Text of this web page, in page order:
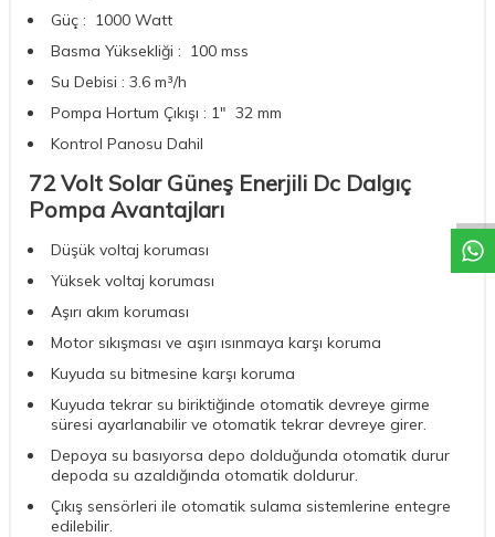
Güç : 1000 Watt
Basma Yüksekliği : 100 mss
Su Debisi : 3.6 m³/h
Pompa Hortum Çıkışı : 1" 32 mm
Kontrol Panosu Dahil
72 Volt Solar Güneş Enerjili Dc Dalgıç
Pompa Avantajları
Düşük voltaj koruması
Yüksek voltaj koruması
Aşırı akım koruması
Motor sıkışması ve aşırı ısınmaya karşı koruma
Kuyuda su bitmesine karşı koruma
Kuyuda tekrar su biriktiğinde otomatik devreye girme
süresi ayarlanabilir ve otomatik tekrar devreye girer.
Depoya su basıyorsa depo dolduğunda otomatik durur
depoda su azaldığında otomatik doldurur.
Çıkış sensörleri ile otomatik sulama sistemlerine entegre
edilebilir.